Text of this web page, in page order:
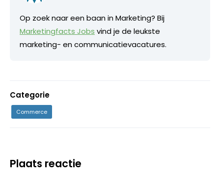
Op zoek naar een baan in Marketing? Bij
Marketingfacts Jobs vind je de leukste
marketing- en communicatievacatures.
Categorie
Commerce
Plaats reactie